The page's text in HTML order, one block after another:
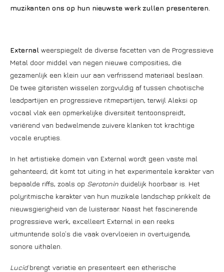
muzikanten ons op hun nieuwste werk zullen presenteren.
External weerspiegelt de diverse facetten van de Progressieve
Metal door middel van negen nieuwe composities, die
gezamenlijk een klein uur aan verfrissend materiaal beslaan.
De twee gitaristen wisselen zorgvuldig af tussen chaotische
leadpartijen en progressieve ritmepartijen, terwijl Aleksi op
vocaal vlak een opmerkelijke diversiteit tentoonspreidt,
variërend van bedwelmende zuivere klanken tot krachtige
vocale erupties.
In het artistieke domein van External wordt geen vaste mal
gehanteerd; dit komt tot uiting in het experimentele karakter van
bepaalde riffs, zoals op Serotonin duidelijk hoorbaar is. Het
polyritmische karakter van hun muzikale landschap prikkelt de
nieuwsgierigheid van de luisteraar. Naast het fascinerende
progressieve werk, excelleert External in een reeks
uitmuntende solo’s die vaak overvloeien in overtuigende,
sonore uithalen.
Lucidbrengt variatie en presenteert een etherische